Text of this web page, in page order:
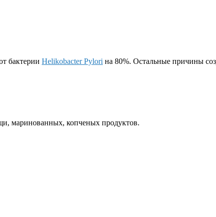
бактерии Helikobacter Pylori на 80%. Остальные причины
маринованных, копченых продуктов.